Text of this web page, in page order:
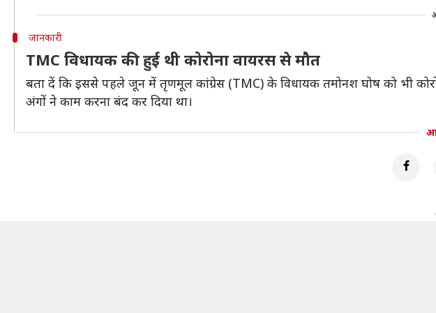
जानकारी
TMC विधायक की हुई थी कोरोना वायरस से मौत
बता दें कि इससे पहले जून में तृणमूल कांग्रेस (TMC) के विधायक तमोनश घोष को भी
अंगों ने काम करना बंद कर दिया था।